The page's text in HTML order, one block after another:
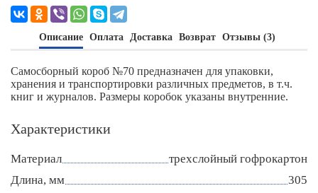
Описание Оплата Доставка Возврат Отзывы (3)
Самосборный короб №70 предназначен для упаковки,
хранения и транспортировки различных предметов, в т.ч.
книг и журналов. Размеры коробок указаны внутренние.
Характеристики
Материал
трехслойный гофрокартон
Длина, мм
305